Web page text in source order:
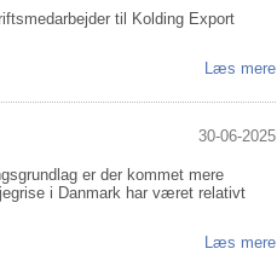
til Kolding Export
Læs mere
30-06-2025
er der kommet mere
i Danmark har været relativt
Læs mere